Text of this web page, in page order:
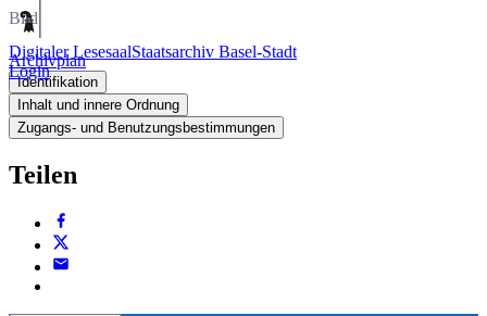
Digitaler LesesaalStaatsarchiv Basel-Stadt
Login
Bild
Archivplan
Identifikation
Inhalt und innere Ordnung
Zugangs- und Benutzungsbestimmungen
Teilen